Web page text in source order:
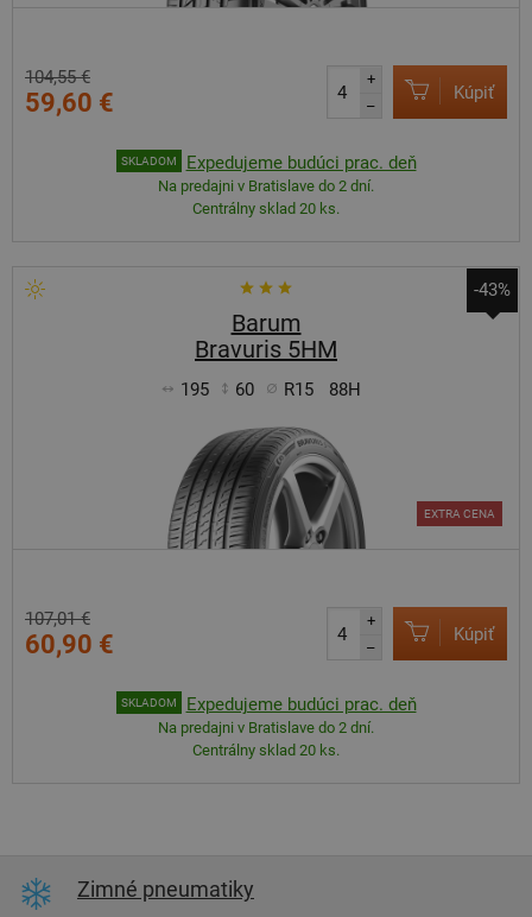
104,55 €
59,60 €
+
–
Kúpiť
SKLADOM Expedujeme budúci prac. deň
Na predajni v Bratislave do 2 dní.
Centrálny sklad 20 ks.
-43%
Barum
Bravuris 5HM
195 60 R15 88H
EXTRA CENA
107,01 €
60,90 €
+
–
Kúpiť
SKLADOM Expedujeme budúci prac. deň
Na predajni v Bratislave do 2 dní.
Centrálny sklad 20 ks.
Zimné pneumatiky